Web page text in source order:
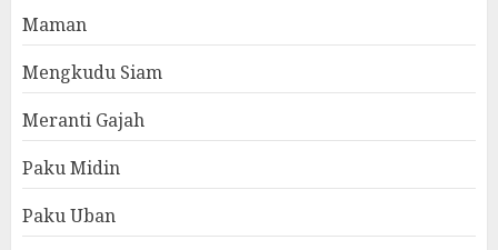
Maman
Mengkudu Siam
Meranti Gajah
Paku Midin
Paku Uban